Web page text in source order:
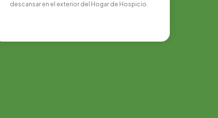
descansar en el exterior del Hogar de Hospicio.